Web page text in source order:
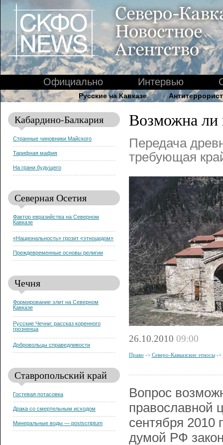
Официально Интервью
Русские на Кавказе
Кабардино-Балкария
Странные чиновники Майского
Тарифная мафия
На грани будущего
Северная Осетия
Фактор евразийства на Северном
Кавказе
«Национальность» грозит «этноцидом»
Преждевременные основы религии
Чечня
Формирование элит на Северном
Кавказе
Русские Чечни: рассказ коренного
грозненца
Добровольцы справедливости
Ставропольский край
Гостевая потасовка
Драка со смертельным исходом
Минеральные воды — postscriptum
Возможна ли
Передача
требующая
26.10.2010 09:00
Право -> Северо-Кавказские этносы ->
Вопрос
православной
сентября 2010
думой РФ